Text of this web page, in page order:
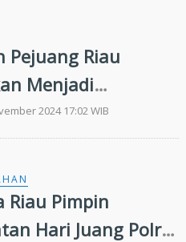
Pejuang Riau
Menjadi
Nasional
2024 17:02 WIB
Riau Pimpin
Hari Juang Polri